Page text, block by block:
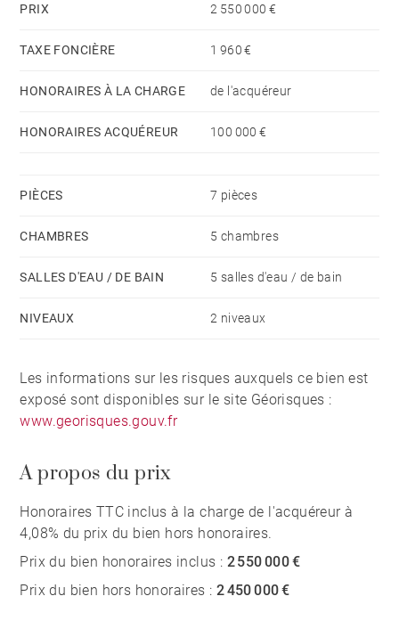
PRIX 2 550 000 €
TAXE FONCIÈRE 1 960 €
HONORAIRES À LA CHARGE de l'acquéreur
HONORAIRES ACQUÉREUR 100 000 €
PIÈCES 7 pièces
CHAMBRES 5 chambres
SALLES D'EAU / DE BAIN 5 salles d'eau / de bain
NIVEAUX 2 niveaux
Les informations sur les risques auxquels ce bien est
exposé sont disponibles sur le site Géorisques :
www.georisques.gouv.fr
A propos du prix
Honoraires TTC inclus à la charge de l'acquéreur à
4,08% du prix du bien hors honoraires.
Prix du bien honoraires inclus : 2 550 000 €
Prix du bien hors honoraires : 2 450 000 €